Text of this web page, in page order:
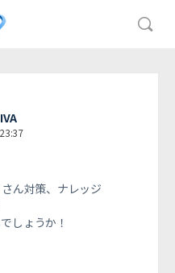
ん対策、ナレッジ
しょうか！